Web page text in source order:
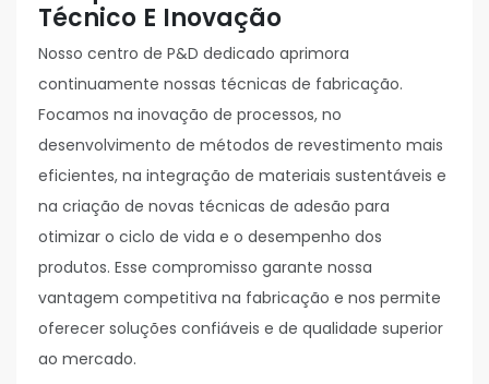
Técnico E Inovação
Nosso centro de P&D dedicado aprimora
continuamente nossas técnicas de fabricação.
Focamos na inovação de processos, no
desenvolvimento de métodos de revestimento mais
eficientes, na integração de materiais sustentáveis ​​e
na criação de novas técnicas de adesão para
otimizar o ciclo de vida e o desempenho dos
produtos. Esse compromisso garante nossa
vantagem competitiva na fabricação e nos permite
oferecer soluções confiáveis ​​e de qualidade superior
ao mercado.